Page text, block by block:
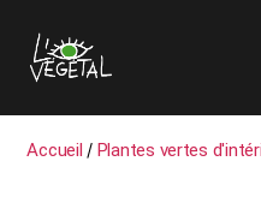
Accueil / Plantes vertes